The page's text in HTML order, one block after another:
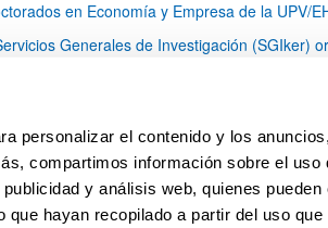
personalizar el contenido y los
compartimos información sobre el uso
y análisis web, quienes
hayan recopilado a partir del uso
en Economía y Empresa de la UPV/
Generales de Investigación (SGIker)
de dos variedades de lúpulo silvestre
Página
1 Página
2 Página
3 ...
Páginas intermedias
Página
79